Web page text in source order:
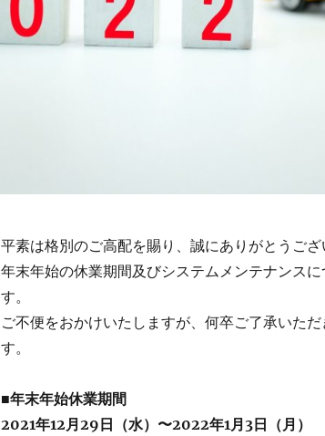
平素は格別のご高配を賜り、誠にありがとうござ
年末年始の休業期間及びシステムメンテナンス
す。
ご不便をおかけいたしますが、何卒ご了承いた
す。
■年末年始休業期間
2021年12月29日（水）〜2022年1月3日（月）